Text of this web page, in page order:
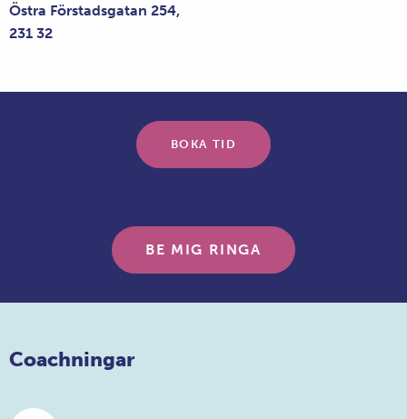
Östra Förstadsgatan 254,
231 32
BOKA TID
BE MIG RINGA
Coachningar